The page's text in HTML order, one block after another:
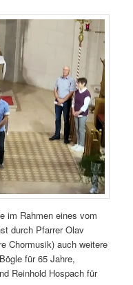
im Rahmen eines vom
durch Pfarrer Olav
Chormusik) auch weitere
für 65 Jahre,
Reinhold Hospach für